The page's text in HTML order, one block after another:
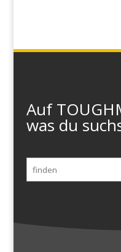
Auf
was du
Suchen
nach: